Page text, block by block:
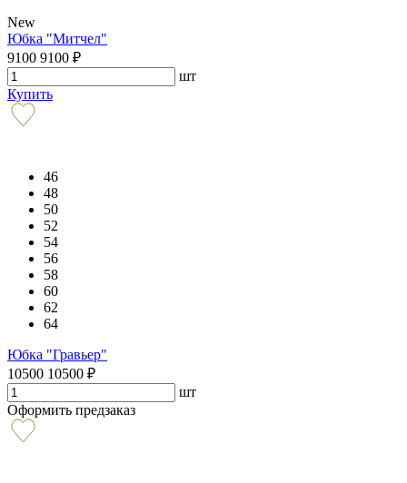
New
Юбка "Митчел"
9100 9100 ₽
шт
Купить
46
48
50
52
54
56
58
60
62
64
Юбка "Гравьер"
10500 10500 ₽
шт
Оформить предзаказ